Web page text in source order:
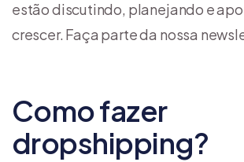
estão discutindo, planejando e
crescer. Faça parte da nossa
Como fazer
dropshipping?